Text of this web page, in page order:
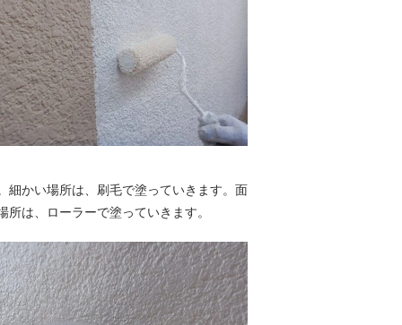
細かい場所は、刷毛で塗っていきます。面
所は、ローラーで塗っていきます。